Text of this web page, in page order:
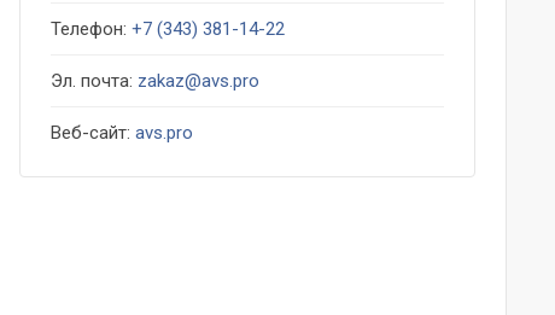
Телефон:+7 (343) 381-14-22
Эл. почта: zakaz@avs.pro
Веб-сайт:avs.pro